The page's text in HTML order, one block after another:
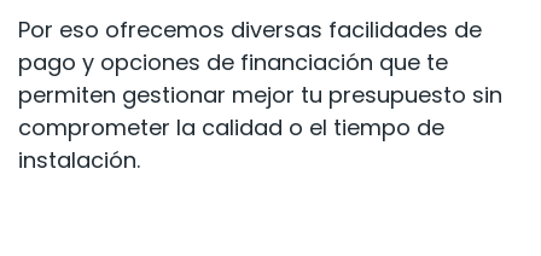
Por eso ofrecemos diversas facilidades de
pago y opciones de financiación que te
permiten gestionar mejor tu presupuesto sin
comprometer la calidad o el tiempo de
instalación.